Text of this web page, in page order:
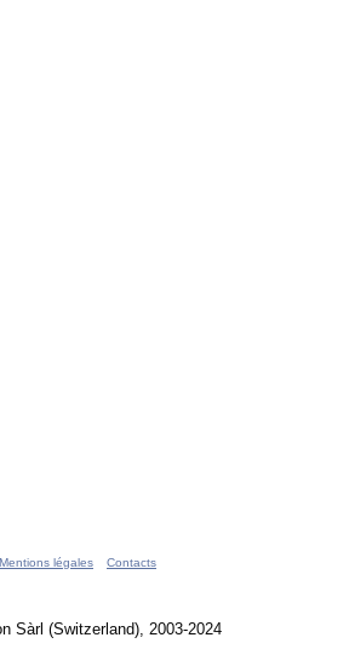
Mentions légales Contacts
Sàrl (Switzerland), 2003-2024